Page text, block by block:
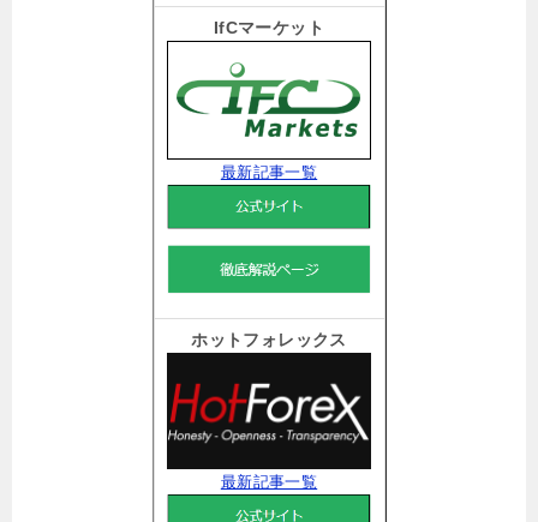
IfCマーケット
最新記事一覧
ホットフォレックス
最新記事一覧